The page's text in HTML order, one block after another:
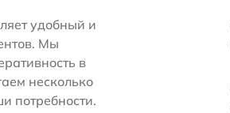
удобный и
Мы
в
несколько
потребности.